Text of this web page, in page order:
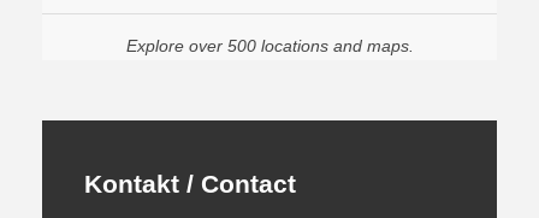
Explore over 500 locations and maps.
Kontakt / Contact